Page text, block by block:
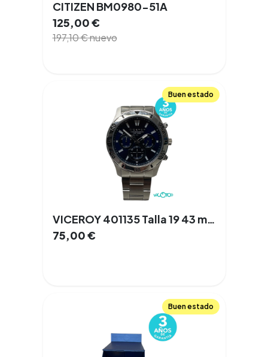
CITIZEN BM0980-51A
125,00€
197,10€nuevo
Buen estado
VICEROY 401135 Talla 19 43 mm Cuarzo Acero
75,00€
Buen estado